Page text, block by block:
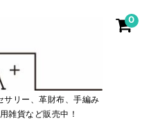
サリー、革財布、手編み
雑貨など販売中！
0